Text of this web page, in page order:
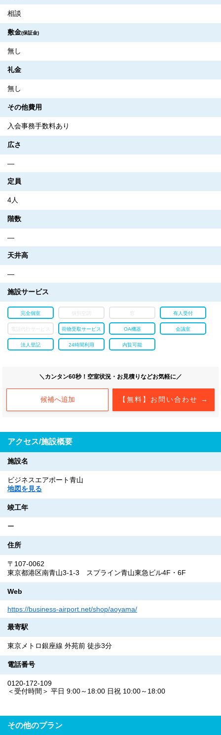
相談
敷金(保証金)
無し
礼金
無し
その他費用
入会事務手数料あり
広さ
―
定員
4人
階数
―
天井高
―
施設サービス
完全個室 個別空調 有人受付
荷物受取サービス OA機器 会議室
法人登記 24時間利用 内覧可能
＼カンタン60秒！空室状況・お見積りなどお気軽に／
【無料】お問い合わせ →
候補へ追加
アクセス/施設概要
施設名
ビジネスエアポート青山
地図を見る
竣工年
ー
住所
〒107-0062
東京都港区南青山3-1-3 スプライン青山東急ビル4F・6F
Web
https://business-airport.net/shop/aoyama/
最寄駅
東京メトロ銀座線 外苑前 徒歩3分
電話番号
0120-172-109
＜受付時間＞ 平日 9:00～18:00 日祝 10:00～18:00
その他のプラン